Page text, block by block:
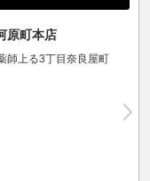
原町本店
師上る3丁目奈良屋町